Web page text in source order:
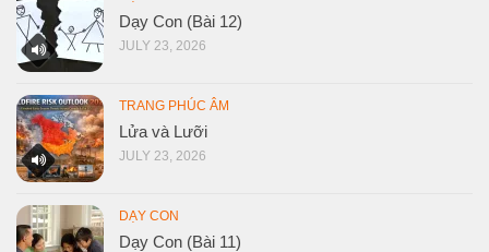
Dạy Con (Bài 12)
JULY 23, 2026
TRANG PHÚC ÂM
Lửa và Lưỡi
JULY 23, 2026
DẠY CON
Dạy Con (Bài 11)